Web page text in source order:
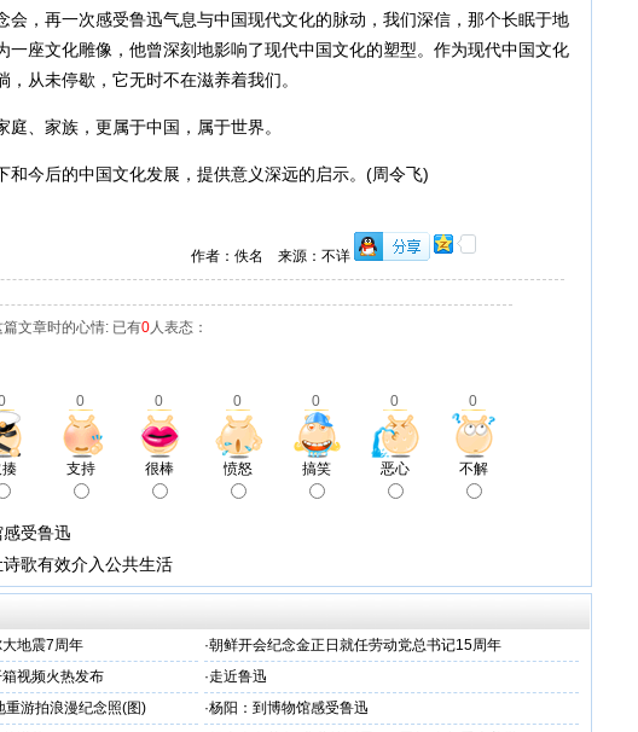
会，再一次感受鲁迅气息与中国现代文化的脉动，我们深信，那个长眠于地
一座文化雕像，他曾深刻地影响了现代中国文化的塑型。作为现代中国文化
，从未停歇，它无时不在滋养着我们。
、家族，更属于中国，属于世界。
今后的中国文化发展，提供意义深远的启示。(周令飞)
作者：佚名 来源：不详
文章时的心情: 已有0人表态：
0 0 0 0 0 0
揍 支持 很棒 愤怒 搞笑 恶心 不解
受鲁迅
歌有效介入公共生活
地震7周年 ·朝鲜开会纪念金正日就任劳动党总书记15周年
箱视频火热发布 ·走近鲁迅
重游拍浪漫纪念照(图) ·杨阳：到博物馆感受鲁迅